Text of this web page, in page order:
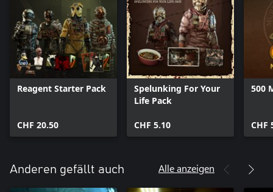
Reagent Starter Pack
CHF 20.50
Spelunking For Your
Life Pack
CHF 5.10
500
CHF
Anderen gefällt auch Alle anzeigen